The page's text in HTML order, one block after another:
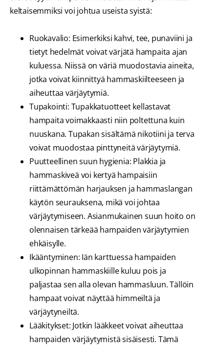
keltaisemmiksi voi johtua useista syistä:
Ruokavalio: Esimerkiksi kahvi, tee, punaviini ja
tietyt hedelmät voivat värjätä hampaita ajan
kuluessa. Niissä on väriä muodostavia aineita,
jotka voivat kiinnittyä hammaskiilteeseen ja
aiheuttaa värjäytymiä.
Tupakointi: Tupakkatuotteet kellastavat
hampaita voimakkaasti niin poltettuna kuin
nuuskana. Tupakan sisältämä nikotiini ja terva
voivat muodostaa pinttyneitä värjäytymiä.
Puutteellinen suun hygienia: Plakkia ja
hammaskiveä voi kertyä hampaisiin
riittämättömän harjauksen ja hammaslangan
käytön seurauksena, mikä voi johtaa
värjäytymiseen. Asianmukainen suun hoito on
olennaisen tärkeää hampaiden värjäytymien
ehkäisylle.
Ikääntyminen: Iän karttuessa hampaiden
ulkopinnan hammaskiille kuluu pois ja
paljastaa sen alla olevan hammasluun. Tällöin
hampaat voivat näyttää himmeiltä ja
värjäytyneiltä.
Lääkitykset: Jotkin lääkkeet voivat aiheuttaa
hampaiden värjäytymistä sisäisesti. Tämä